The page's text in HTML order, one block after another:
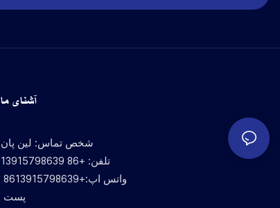
آشنای ما
شخص تماس: لین پان
تلفن: +86 13915798639